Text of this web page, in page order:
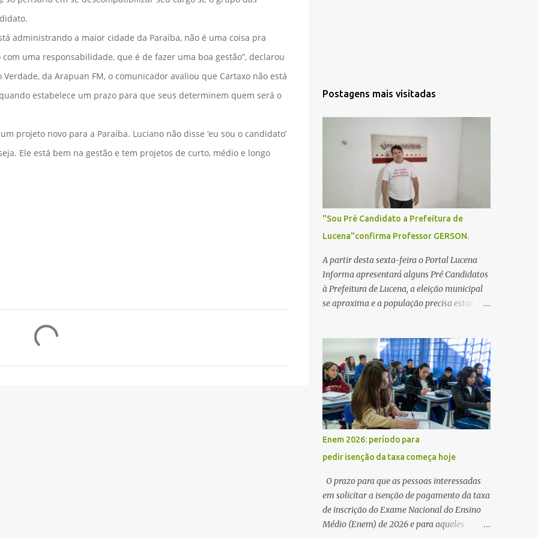
administrando a maior cidade da Paraíba, não é uma coisa pra
uma responsabilidade, que é de fazer uma boa gestão”, declarou
da Arapuan FM, o comunicador avaliou que Cartaxo não está
estabelece um prazo para que seus determinem quem será o
projeto novo para a Paraíba. Luciano não disse ‘eu sou o candidato’
Ele está bem na gestão e tem projetos de curto, médio e longo
Postagens mais visitadas
"Sou Pré Candidato a Prefeitura de
Lucena"confirma Professor GERSON.
A partir desta sexta-feira o Portal Lucena
Informa apresentará alguns Pré Candidatos
à Prefeitura de Lucena, a eleição municipal
se aproxima e a população precisa estar
articulações e possíveis junções para manter
ou conquistar eleitorado. Confirmados até
agora como Pré candidatos Alex Monteiro,
Léo Bandeira Valcinete Araújo e Professor
Gerson Andrade há possibilidade de mais
nomes aparecer , ficaremos no aguardo para
trazer mais informações. A primeira
entrevista foi com o inimaginável Gerson
Andrade ,Professor da Rede Municipal
(efetivo), supervisor, Formado em Pedagogia
e Biomedicina pela UFPB. Leciona no Otto
Illi, Gilberto Inácio, Ellinora Dornellas
,Escola Américo Falcão. Gerson nos contou
Enem 2026: período para
pedir isenção da taxa começa hoje
O prazo para que as pessoas interessadas
em solicitar a isenção de pagamento da taxa
de inscrição do Exame Nacional do Ensino
Médio (Enem) de 2026 e para aqueles